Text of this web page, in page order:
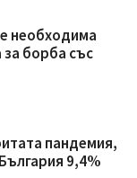
необходима
борба със
пандемия,
9,4%